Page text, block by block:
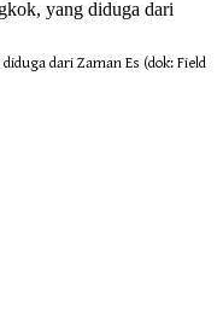
dari Zaman Es (dok: Field